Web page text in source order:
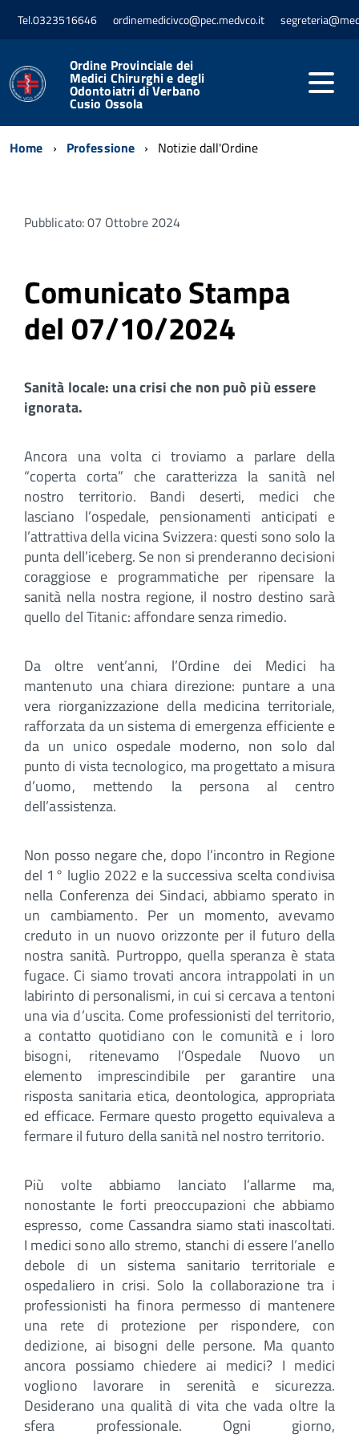
Tel.0323516646 ordinemedicivco@pec.medvco.it
Ordine Provinciale dei
Medici Chirurghi e degli
Odontoiatri di Verbano
Cusio Ossola
Home Professione Notizie dall'Ordine
Pubblicato: 07 Ottobre 2024
Comunicato Stampa
del 07/10/2024
Sanità locale: una crisi che non può più essere
ignorata.
Ancora una volta ci troviamo a parlare della
“coperta corta” che caratterizza la sanità nel
nostro territorio. Bandi deserti, medici che
lasciano l’ospedale, pensionamenti anticipati e
l’attrattiva della vicina Svizzera: questi sono solo la
punta dell’iceberg. Se non si prenderanno decisioni
coraggiose e programmatiche per ripensare la
sanità nella nostra regione, il nostro destino sarà
quello del Titanic: affondare senza rimedio.
Da oltre vent’anni, l’Ordine dei Medici ha
mantenuto una chiara direzione: puntare a una
vera riorganizzazione della medicina territoriale,
rafforzata da un sistema di emergenza efficiente e
da un unico ospedale moderno, non solo dal
punto di vista tecnologico, ma progettato a misura
d’uomo, mettendo la persona al centro
dell’assistenza.
Non posso negare che, dopo l’incontro in Regione
del 1° luglio 2022 e la successiva scelta condivisa
nella Conferenza dei Sindaci, abbiamo sperato in
un cambiamento. Per un momento, avevamo
creduto in un nuovo orizzonte per il futuro della
nostra sanità. Purtroppo, quella speranza è stata
fugace. Ci siamo trovati ancora intrappolati in un
labirinto di personalismi, in cui si cercava a tentoni
una via d’uscita. Come professionisti del territorio,
a contatto quotidiano con le comunità e i loro
bisogni, ritenevamo l’Ospedale Nuovo un
elemento imprescindibile per garantire una
risposta sanitaria etica, deontologica, appropriata
ed efficace. Fermare questo progetto equivaleva a
fermare il futuro della sanità nel nostro territorio.
Più volte abbiamo lanciato l’allarme ma,
nonostante le forti preoccupazioni che abbiamo
espresso, come Cassandra siamo stati inascoltati.
I medici sono allo stremo, stanchi di essere l’anello
debole di un sistema sanitario territoriale e
ospedaliero in crisi. Solo la collaborazione tra i
professionisti ha finora permesso di mantenere
una rete di protezione per rispondere, con
dedizione, ai bisogni delle persone. Ma quanto
ancora possiamo chiedere ai medici? I medici
vogliono lavorare in serenità e sicurezza.
Desiderano una qualità di vita che vada oltre la
sfera professionale. Ogni giorno,